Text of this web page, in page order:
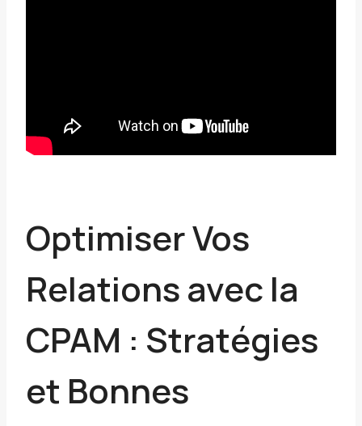
Optimiser Vos
Relations avec la
CPAM : Stratégies
et Bonnes